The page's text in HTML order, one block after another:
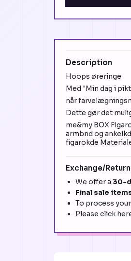
Description
Hoops øreringe
Med "Min dag i
når
Dette gør det
me&my BOX
armbnd og
figarokde
Exchange/
We offer a 30-
Final sale
To process
Please click